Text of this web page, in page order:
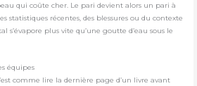
qui coûte cher. Le pari devient alors un pari à
statistiques récentes, des blessures ou du contexte
s’évapore plus vite qu’une goutte d’eau sous le
équipes
comme lire la dernière page d’un livre avant